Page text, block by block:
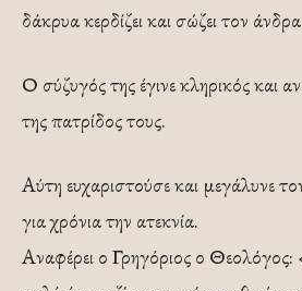
δάκρυα κερδίζει και σώζει τον
Ο σύζυγός της έγινε κληρικός και
της πατρίδος τους.
Αύτη ευχαριστούσε και μεγάλυνε
για χρόνια την ατεκνία.
Αναφέρει ο Γρηγόριος ο